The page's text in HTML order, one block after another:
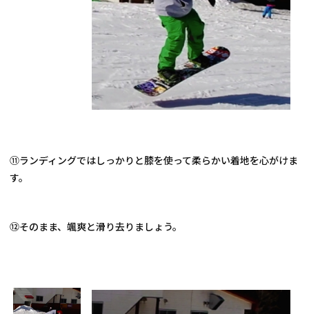
⑪ランディングではしっかりと膝を使って柔らかい着地を心がけま
す。
⑫そのまま、颯爽と滑り去りましょう。